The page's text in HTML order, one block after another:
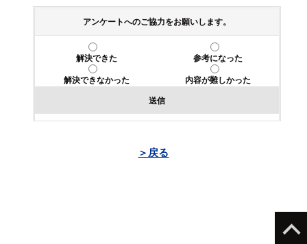
アンケートへのご協力をお願いします。
解決できた
参考になった
解決できなかった
内容が難しかった
送信
＞戻る